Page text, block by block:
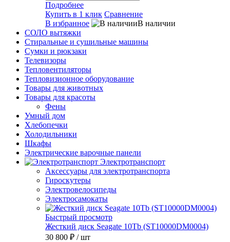
Подробнее
Купить в 1 клик Сравнение
В избранное
В наличии
СОЛО вытяжки
Стиральные и сушильные машины
Сумки и рюкзаки
Телевизоры
Тепловентиляторы
Тепловизионное оборудование
Товары для животных
Товары для красоты
Фены
Умный дом
Хлебопечки
Холодильники
Шкафы
Электрические варочные панели
Электротранспорт
Аксессуары для электротранспорта
Гироскутеры
Электровелосипеды
Электросамокаты
Быстрый просмотр
Жесткий диск Seagate 10Tb (ST10000DM0004)
30 800 ₽ / шт